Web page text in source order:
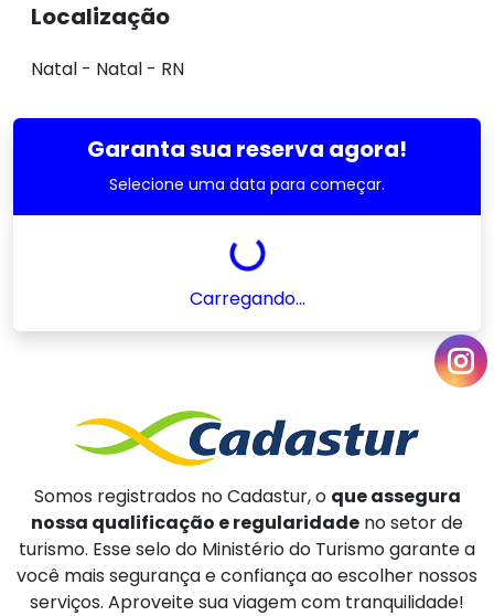
Localização
Natal - Natal - RN
Garanta sua reserva agora!
Selecione uma data para começar.
Carregando...
Somos registrados no Cadastur, o que assegura
nossa qualificação e regularidade no setor de
turismo. Esse selo do Ministério do Turismo garante a
você mais segurança e confiança ao escolher nossos
serviços. Aproveite sua viagem com tranquilidade!